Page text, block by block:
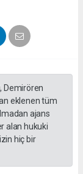
Demirören
eklenen tüm
ajans
alan hukuki
hiç bir